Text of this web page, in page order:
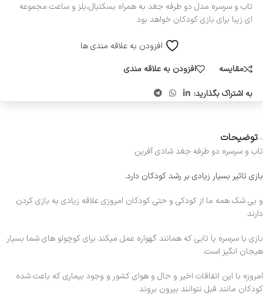
تاب و سرسره مدل دو طرفه جغد به همراه بسکتبال،بلز و ساعت مجموعه
ای زیبا برای بازی کودکان خواهد بود
افزودن به علاقه مندی ها
مقایسه
افزودن به علاقه مندی
به اشتراک بگذارید:
توضیحات
تاب و سرسره دو طرفه جغد شادی آفرین
بازی تاثیر بسیار زیادی بر رشد کودکان دارد.
و بی شک همه ما از کودکی و حتی کودکان امروزی علاقه زیادی به بازی کردن
دارند
بازی با سرسره یا تابی که همانند گهواره عمل میکند برای کوچولو های شما بسیار
هیجان انگیز است.
امروزه با این اتفاقات اخیر و حال و هوای کشور و وجود بیماری که باعث شده
کودکان مانند قبل نتوانند بیرون بروند